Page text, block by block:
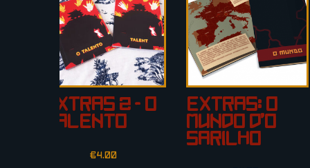
Extras 2 – O
Talento
€4.00
Extras: O
Mundo d’O
Sarilho